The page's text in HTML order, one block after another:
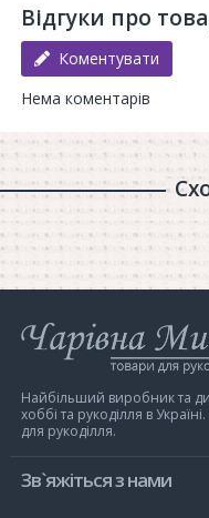
Час запікання: 20-30
Вага: 4 блока по 56 грамів
Відгуки про
Коментувати
Нема коментарів
Інтернет-
магазин
Мить
Найбільший виробник та
хоббі та рукоділля в
для рукоділля.
Зв`яжіться з нами